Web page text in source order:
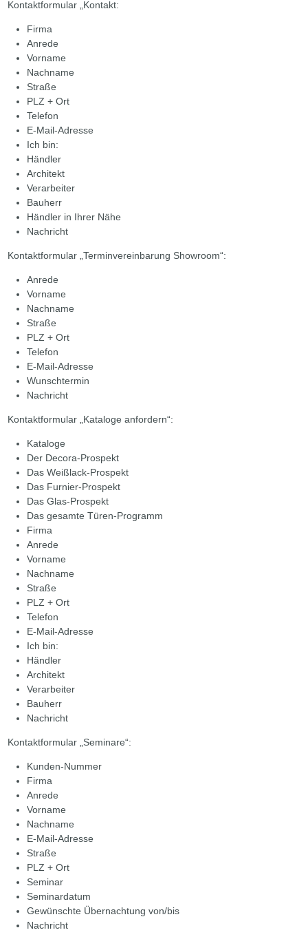
Kontaktformular „Kontakt:
Firma
Anrede
Vorname
Nachname
Straße
PLZ + Ort
Telefon
E-Mail-Adresse
Ich bin:
Händler
Architekt
Verarbeiter
Bauherr
Händler in Ihrer Nähe
Nachricht
Kontaktformular „Terminvereinbarung Showroom“:
Anrede
Vorname
Nachname
Straße
PLZ + Ort
Telefon
E-Mail-Adresse
Wunschtermin
Nachricht
Kontaktformular „Kataloge anfordern“:
Kataloge
Der Decora-Prospekt
Das Weißlack-Prospekt
Das Furnier-Prospekt
Das Glas-Prospekt
Das gesamte Türen-Programm
Firma
Anrede
Vorname
Nachname
Straße
PLZ + Ort
Telefon
E-Mail-Adresse
Ich bin:
Händler
Architekt
Verarbeiter
Bauherr
Nachricht
Kontaktformular „Seminare“:
Kunden-Nummer
Firma
Anrede
Vorname
Nachname
E-Mail-Adresse
Straße
PLZ + Ort
Seminar
Seminardatum
Gewünschte Übernachtung von/bis
Nachricht